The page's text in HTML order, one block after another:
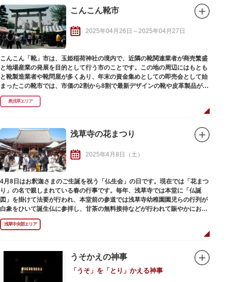
こんこん靴市
2025年04月26日～2025年04月27日
こんこん「靴」市は、玉姫稲荷神社の境内で、近隣の靴関連業者が商売繁盛
と地場産業の発展を目的として行う市のことです。この地の周辺にはもとも
と靴製造業者や靴問屋が多くあり、年末の資金集めとしての即売会として始
まったこの靴市では、市価の2割から8割で最新デザインの靴や皮革製品が即
売されています。
奥浅草エリア
浅草寺の花まつり
2025年4月8日（土）
4月8日はお釈迦さまのご生誕を祝う「仏生会」の日です。現在では「花まつ
り」の名で親しまれている春の行事です。毎年、浅草寺では本堂に「仏誕
図」を掛けて法要が行われ、本堂前の参道では浅草寺幼稚園園児らの行列が
白象をひいて誕生仏に参拝し、甘茶の無料接待などが行われて賑やかにお釈
迦さまの誕生を祝う一日となります。
浅草中央部エリア
うそかえの神事
「うそ」を「とり」かえる神事